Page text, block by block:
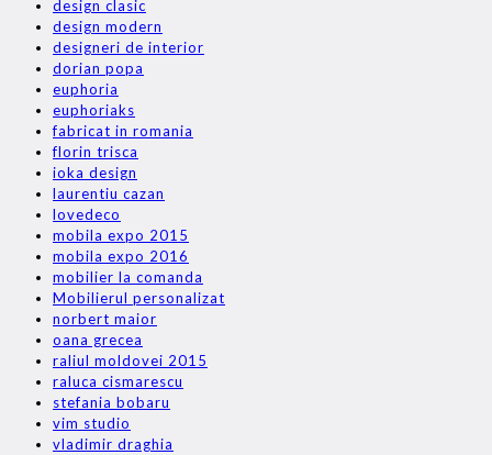
design clasic
design modern
designeri de interior
dorian popa
euphoria
euphoriaks
fabricat in romania
florin trisca
ioka design
laurentiu cazan
lovedeco
mobila expo 2015
mobila expo 2016
mobilier la comanda
Mobilierul personalizat
norbert maior
oana grecea
raliul moldovei 2015
raluca cismarescu
stefania bobaru
vim studio
vladimir draghia